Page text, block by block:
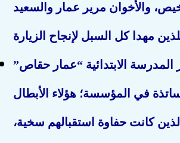
والأخوان مرير عمار والسعيد
المدرسة الابتدائية “عمار حقاص”
في المؤسسة؛ هؤلاء الأبطال
كانت حفاوة استقبالهم سخية،